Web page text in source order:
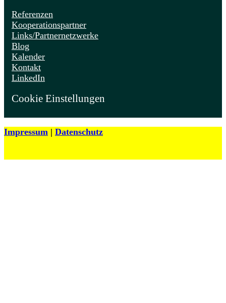
Referenzen
Kooperationspartner
Links/Partnernetzwerke
Blog
Kalender
Kontakt
LinkedIn
Cookie Einstellungen
Impressum | Datenschutz